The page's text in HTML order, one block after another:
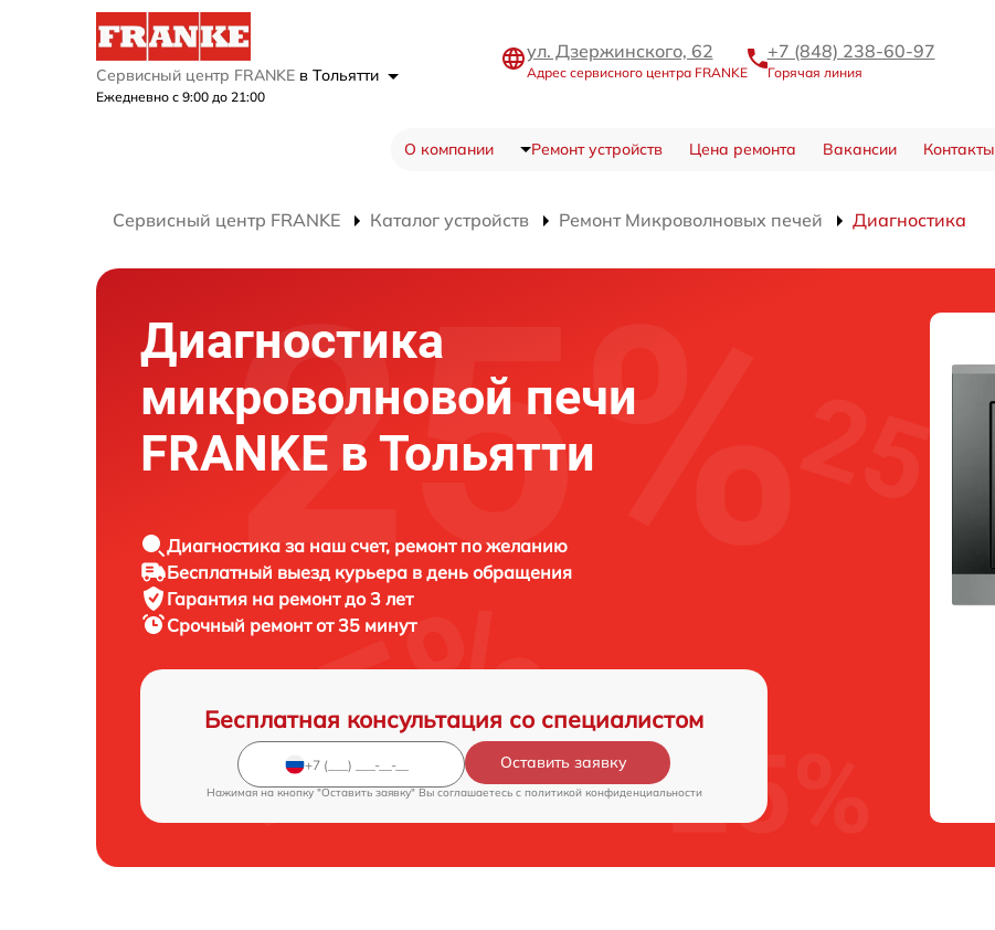
Сервисный центр FRANKE в Тольятти
Ежедневно с 9:00 до 21:00
ул. Дзержинского, 62
Адрес сервисного центра FRANKE
+7 (848) 238-60-97
Горячая линия
О компании Ремонт устройств Цена ремонта Вакансии Контакты
Сервисный центр FRANKE Каталог устройств Ремонт Микроволновых печей Диагностика
Диагностика
микроволновой печи
FRANKE в Тольятти
Диагностика за наш счет, ремонт по желанию
Бесплатный выезд курьера в день обращения
Гарантия на ремонт до 3 лет
Срочный ремонт от 35 минут
Бесплатная консультация со специалистом
Оставить заявку
Нажимая на кнопку "Оставить заявку" Вы соглашаетесь c политикой конфиденциальности